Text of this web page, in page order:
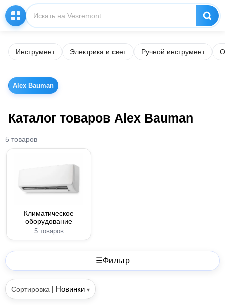
Инструмент Электрика и свет Ручной инструмент
Alex Bauman
Каталог товаров Alex Bauman
5 товаров
Климатическое
оборудование
5 товаров
☰Фильтр
Сортировка | Новинки ▾